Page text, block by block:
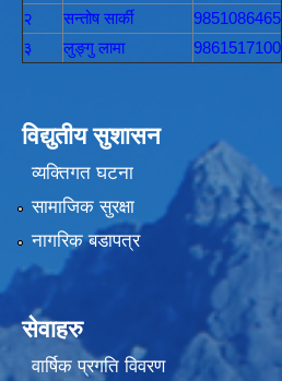
२
सन्तोष सार्की
9851086465
३
लुङ्गु लामा 9861517100
विद्युतीय सुशासन
व्यक्तिगत घटना
सामाजिक सुरक्षा
नागरिक बडापत्र
सेवाहरु
वार्षिक प्रगति विवरण